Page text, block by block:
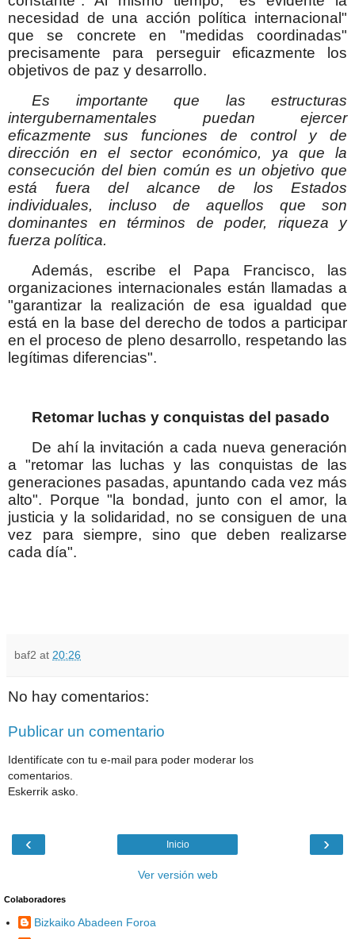
necesidad de una acción política internacional"
que se concrete en "medidas coordinadas"
precisamente para perseguir eficazmente los
objetivos de paz y desarrollo.
Es importante que las estructuras
intergubernamentales puedan ejercer
eficazmente sus funciones de control y de
dirección en el sector económico, ya que la
consecución del bien común es un objetivo que
está fuera del alcance de los Estados
individuales, incluso de aquellos que son
dominantes en términos de poder, riqueza y
fuerza política.
Además, escribe el Papa Francisco, las
organizaciones internacionales están llamadas a
"garantizar la realización de esa igualdad que
está en la base del derecho de todos a participar
en el proceso de pleno desarrollo, respetando las
legítimas diferencias".
Retomar luchas y conquistas del pasado
De ahí la invitación a cada nueva generación
a "retomar las luchas y las conquistas de las
generaciones pasadas, apuntando cada vez más
alto". Porque "la bondad, junto con el amor, la
justicia y la solidaridad, no se consiguen de una
vez para siempre, sino que deben realizarse
cada día".
baf2 at 20:26
No hay comentarios:
Publicar un comentario
Identifícate con tu e-mail para poder moderar los
comentarios.
Eskerrik asko.
‹ ›
Inicio
Ver versión web
Colaboradores
Bizkaiko Abadeen Foroa